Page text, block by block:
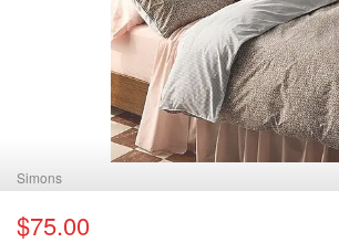
Simons
$75.00